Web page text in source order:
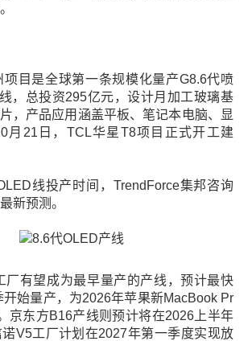
目是全球第一条规模化量产G8.6代喷
，总投资295亿元，设计月加工玻璃基
，产品应用涵盖平板、笔记本电脑、显
月21日，TCL华星T8项目正式开工建
线投产时间，TrendForce集邦咨询
新预测。
厂有望成为最早量产的产线，预计最快
始量产，为2026年苹果新MacBook Pr
京东方B16产线则预计将在2026上半年
V5工厂计划在2027年第一季度实现放